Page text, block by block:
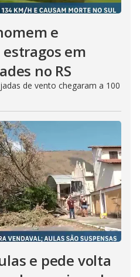
e
em
no RS
de vento chegaram a 100
e pede volta